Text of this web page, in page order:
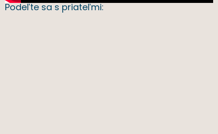
Podeľte sa s priateľmi: